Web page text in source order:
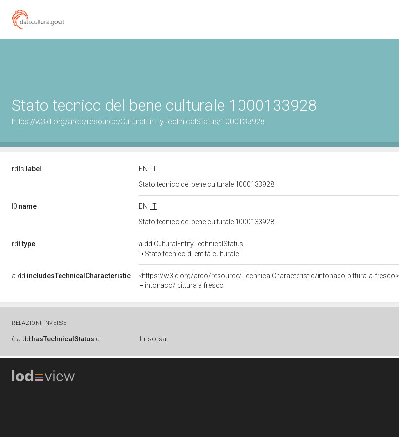
Stato tecnico del bene culturale 1000133928
https://w3id.org/arco/resource/CulturalEntityTechnicalStatus/1000133928
rdfs: label EN
IT
Stato tecnico del bene culturale 1000133928
l0:name EN
IT
Stato tecnico del bene culturale 1000133928
rdf:type
a-dd:CulturalEntityTechnicalStatus
Stato tecnico di entità culturale
a-dd:includesTechnicalCharacteristic
<https://w3id.org/arco/resource/TechnicalCharacteristic/intonaco-pittura-a-fresco>
intonaco/ pittura a fresco
RELAZIONI INVERSE
è a-dd:hasTechnicalStatus di 1 risorsa